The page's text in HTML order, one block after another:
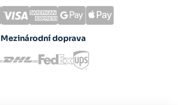
Mezinárodní doprava